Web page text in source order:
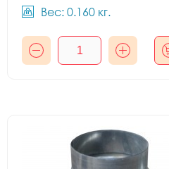
Вес: 0.160 кг.